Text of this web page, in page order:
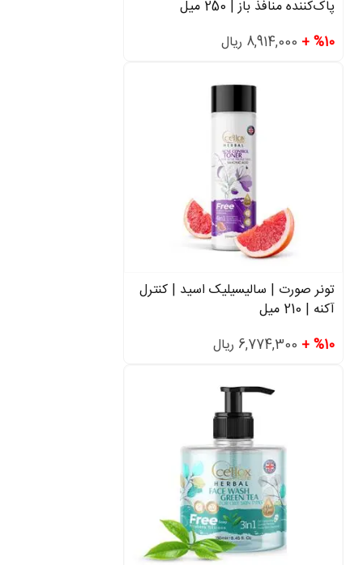
پاک‌کننده منافذ باز | 250 میل
%10 +
تونر صورت | سالیسیلیک اسید | کنترل
آکنه | 210 میل
%10 +